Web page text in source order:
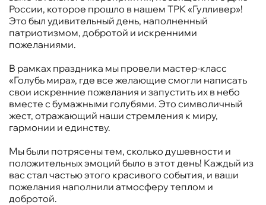
России, которое прошло в нашем ТРК «Гулливер»!
Это был удивительный день, наполненный
патриотизмом, добротой и искренними
пожеланиями.
В рамках праздника мы провели мастер-класс
«Голубь мира», где все желающие смогли написать
свои искренние пожелания и запустить их в небо
вместе с бумажными голубями. Это символичный
жест, отражающий наши стремления к миру,
гармонии и единству.
Мы были потрясены тем, сколько душевности и
положительных эмоций было в этот день! Каждый из
вас стал частью этого красивого события, и ваши
пожелания наполнили атмосферу теплом и
добротой.